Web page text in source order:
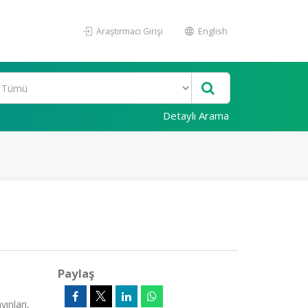
Araştırmacı Girişi English
Detaylı Arama
Paylaş